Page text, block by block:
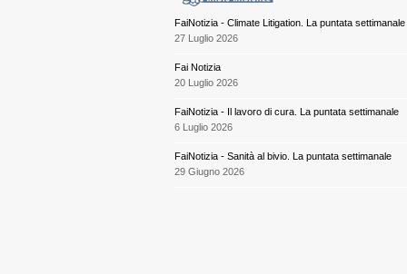
FaiNotizia - Climate Litigation. La puntata settimanale
27 Luglio 2026
Fai Notizia
20 Luglio 2026
FaiNotizia - Il lavoro di cura. La puntata settimanale
6 Luglio 2026
FaiNotizia - Sanità al bivio. La puntata settimanale
29 Giugno 2026